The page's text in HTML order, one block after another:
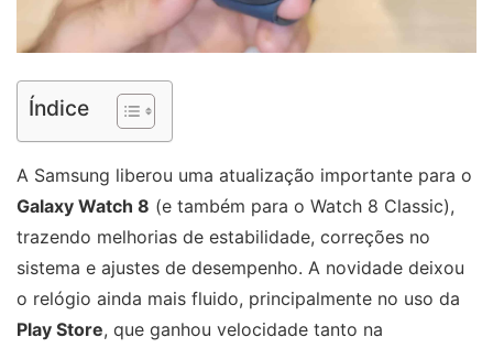
Índice
A Samsung liberou uma atualização importante para o
Galaxy Watch 8 (e também para o Watch 8 Classic),
trazendo melhorias de estabilidade, correções no
sistema e ajustes de desempenho. A novidade deixou
o relógio ainda mais fluido, principalmente no uso da
Play Store, que ganhou velocidade tanto na